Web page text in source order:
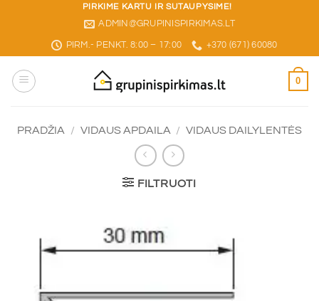
PIRKIME KARTU IR SUTAUPYSIME!
ADMIN@GRUPINISPIRKIMAS.LT
PIRM.- PENKT. 8:00 – 17:00 +370 (671) 60080
0
PRADŽIA / VIDAUS APDAILA / VIDAUS DAILYLENTĖS
FILTRUOTI